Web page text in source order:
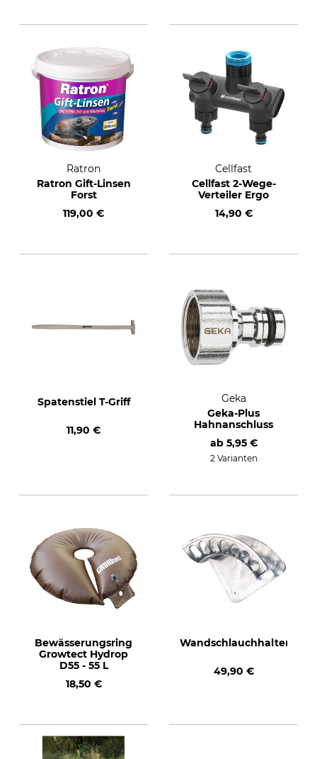
Ratron
Ratron Gift-Linsen
Forst
119,00 €
Cellfast
Cellfast 2-Wege-
Verteiler Ergo
14,90 €
Spatenstiel T-Griff
11,90 €
Geka
Geka-Plus
Hahnanschluss
ab 5,95 €
2 Varianten
Bewässerungsring
Growtect Hydrop
D55 - 55 L
18,50 €
Wandschlauchhalter
49,90 €